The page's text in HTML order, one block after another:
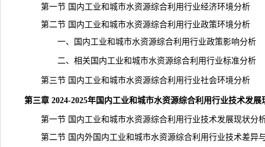
第一节 国内工业和城市水资源综合利用行业经济环境分析
第二节 国内工业和城市水资源综合利用行业政策环境分析
一、国内工业和城市水资源综合利用行业政策影响分析
二、相关国内工业和城市水资源综合利用行业标准分析
第三节 国内工业和城市水资源综合利用行业社会环境分析
第三章 2024-2025年国内工业和城市水资源综合利用行业技术发展
第一节 国内工业和城市水资源综合利用行业技术发展现状分
第二节 国内外国内工业和城市水资源综合利用行业技术差异